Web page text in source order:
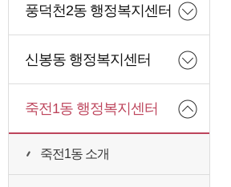
풍덕천2동 행정복지센터
신봉동 행정복지센터
죽전1동 행정복지센터
죽전1동 소개